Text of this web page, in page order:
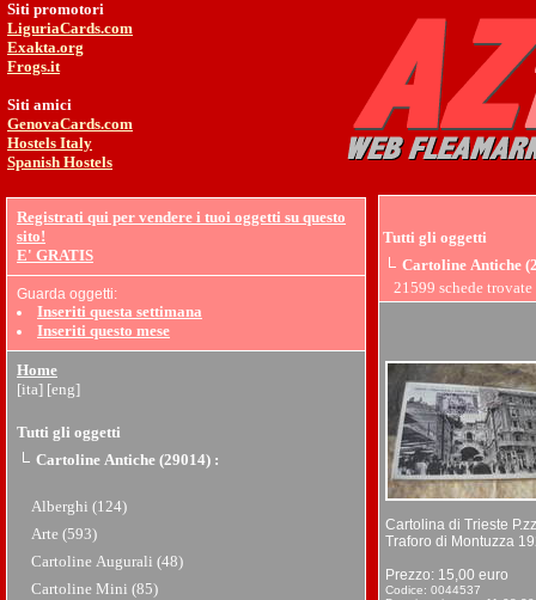
Siti promotori
LiguriaCards.com
Exakta.org
Frogs.it
Siti amici
GenovaCards.com
Hostels Italy
Spanish Hostels
Registrati qui per vendere i tuoi oggetti su questo
sito!
E' GRATIS
Guarda oggetti:
Inseriti questa settimana
Inseriti questo mese
Home
[ita] [eng]
Tutti gli oggetti
Cartoline Antiche (29014) :
Alberghi (124)
Arte (593)
Cartoline Augurali (48)
Cartoline Mini (85)
Tutti gli oggetti
Cartoline Antiche
21599 schede
Cartolina di Trieste
Traforo di Montuzza
Prezzo: 15,00 euro
Codice: 0044537